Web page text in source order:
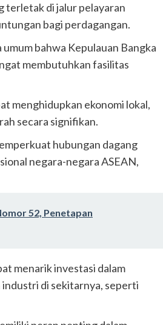
terletak di jalur pelayaran
bagi perdagangan.
bahwa Kepulauan Bangka
membutuhkan fasilitas
menghidupkan ekonomi lokal,
secara signifikan.
hubungan dagang
negara-negara ASEAN,
52, Penetapan
menarik investasi dalam
di sekitarnya, seperti